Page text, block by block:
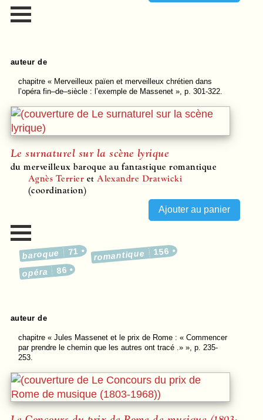
auteur de
chapitre« Merveilleux païen et merveilleux chrétien dans
l’opéra fin–de–siècle : l’exemple de Massenet », p. 301-322.
Le surnaturel sur la scène lyrique
du merveilleux baroque au fantastique romantique
Agnès Terrier etAlexandre Dratwicki
(coordination)
baroque 71 romantique 156
opéra 86
auteur de
chapitre« Jules Massenet et le prix de Rome : « Commencer
par prendre le chemin que les autres ont tracé .» », p. 235-
253.